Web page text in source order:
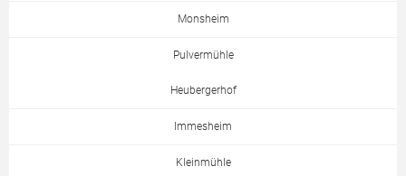
Monsheim
Pulvermühle
Heubergerhof
Immesheim
Kleinmühle